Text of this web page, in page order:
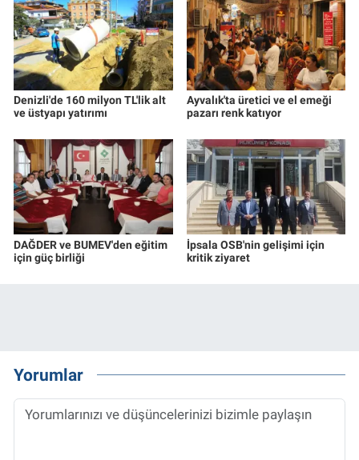
Denizli'de 160 milyon TL'lik alt
ve üstyapı yatırımı
Ayvalık'ta üretici ve el emeği
pazarı renk katıyor
DAĞDER ve BUMEV'den eğitim
için güç birliği
İpsala OSB'nin gelişimi için
kritik ziyaret
Yorumlar